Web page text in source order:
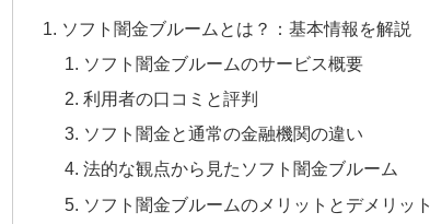
ソフト闇金ブルームとは？：基本情報を解説
ソフト闇金ブルームのサービス概要
利用者の口コミと評判
ソフト闇金と通常の金融機関の違い
法的な観点から見たソフト闇金ブルーム
ソフト闇金ブルームのメリットとデメリット